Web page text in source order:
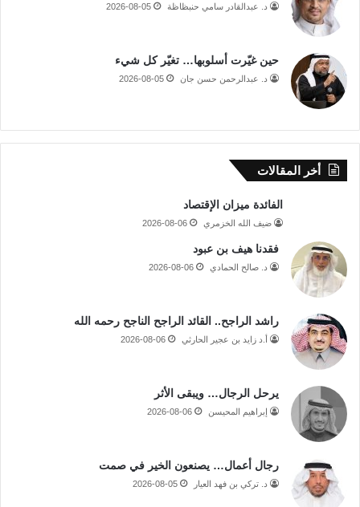
د. عبدالقادر سامي حنبظاظة 2026-08-05
حين غيّرت أسلوبها… تغيّر كل شيء
د. عبدالرحمن حسن جان 2026-08-05
أخر المقالات
الفائدة ميزان الإقتصاد
ضيف الله الخزمري 2026-08-06
فقدنا هيف بن عبود
د. صالح الحمادي 2026-08-06
راشد الراجح.. القائد الراجح الناجح رحمه الله
أ.د زايد بن عجير الحارثي 2026-08-06
يرحل الرجال… ويبقى الأثر
إبراهيم المحيسن 2026-08-06
رجال أعمال… يصنعون الخير في صمت
د. تركي بن فهد العيار 2026-08-05